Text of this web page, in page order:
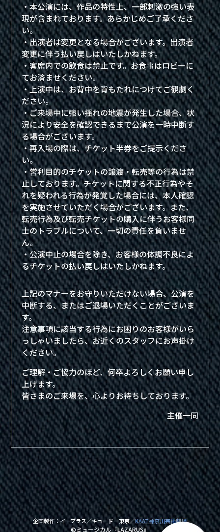
・本公演には、作品の特性上、一部刺激の強い表
現が含まれております。あらかじめご了承くださ
い。
・出演者は変更となる場合がございます。出演者
変更に伴う払い戻しはいたしかねます。
・客席内での飲食は禁止です。お食事はロビーに
てお済ませください。
・上演中は、お背中を背もたれにつけてご観劇く
ださい。
・ご来場中に強い揺れの地震が発生した場合、状
況により安全を確認できるまで公演を一時中断す
る場合がございます。
・再入場の際は、チケット半券をご提示くださ
い。
・営利目的のチケットの譲渡・転売等の行為は禁
止しております。チケットに関する不正行為やそ
れを疑われる行為が発覚した場合には、本人確認
を実施させていただく場合がございます。また、
転売行為及び転売チケットの購入に伴うお客様同
士のトラブルについて、一切の責任を負いませ
ん。
・公演中止の場合を除き、お客様の体調不良によ
るチケットの払い戻しはいたしかねます。
上記のマナーをお守りいただけない場合、公演を
中断する、またはご退場いただくことがございま
す。
注意事項に該当する行為にお困りのお客様がいら
っしゃいましたら、お近くのスタッフにお声掛け
ください。
ご理解・ご協力のほど、何卒よろしくお願い申し
上げます。
皆さまのご来場を、心よりお待ちしております。
主催一同
企画製作：イープラス／キョードー東京／KAAT神奈川芸術劇場
©ミュージカル『LAZARUS』